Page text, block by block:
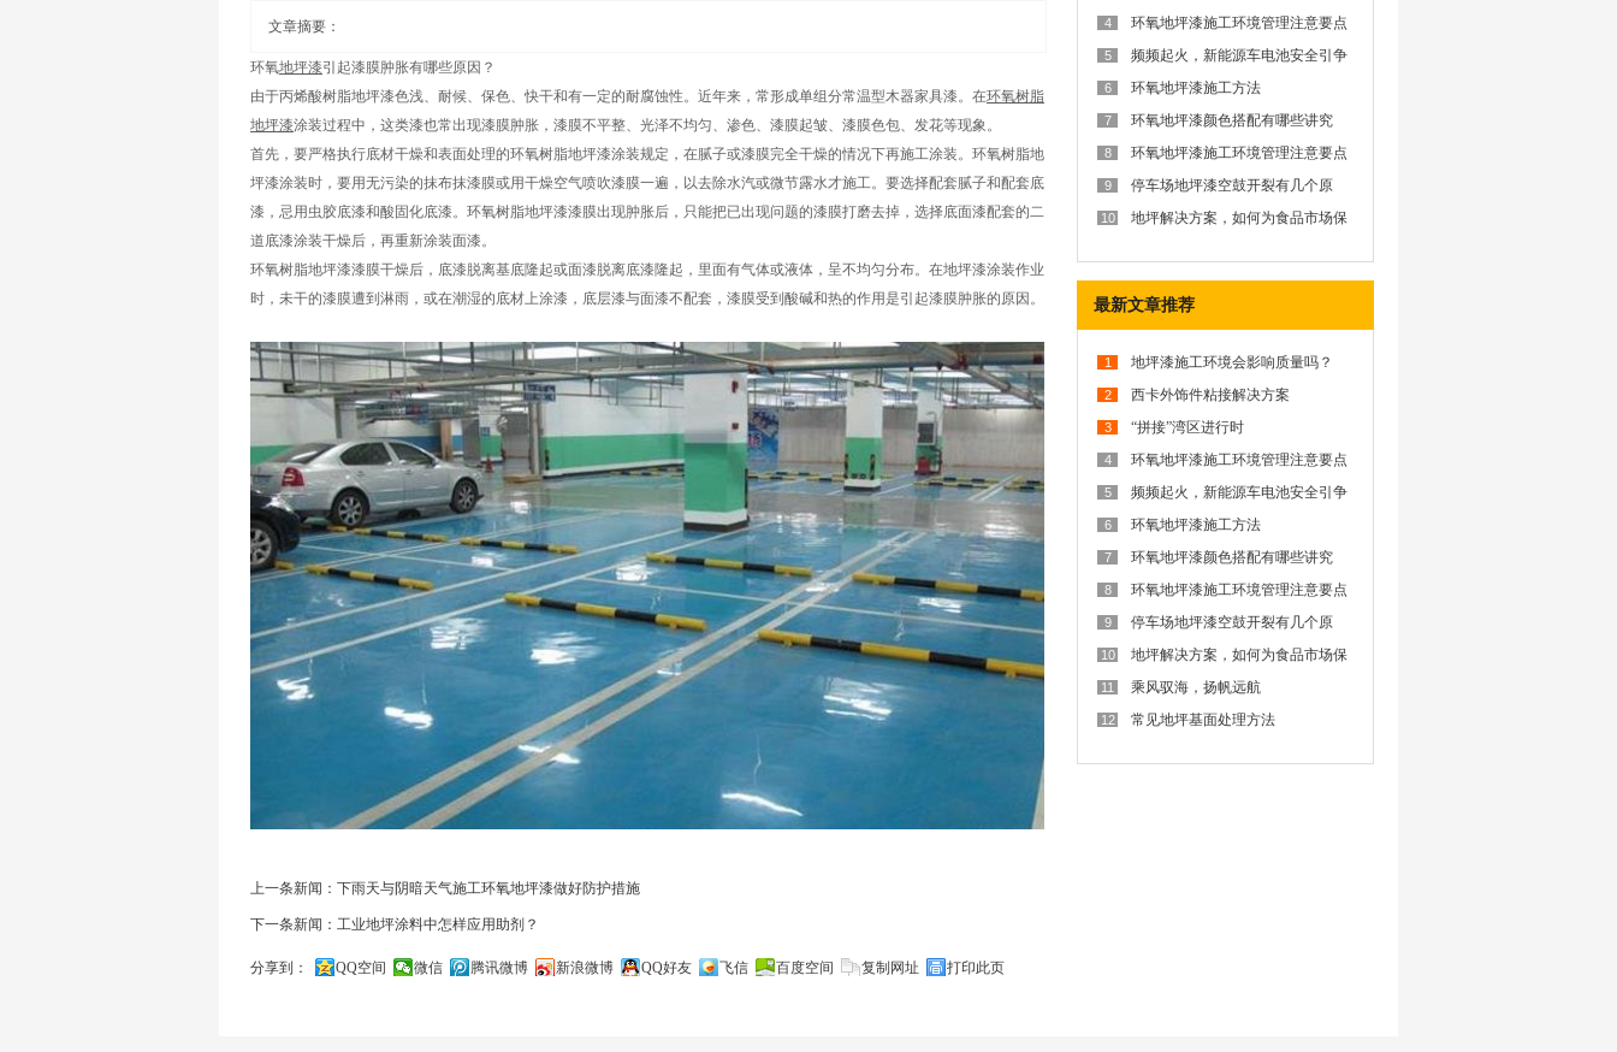
文章摘要：
环氧地坪漆引起漆膜肿胀有哪些原因？
由于丙烯酸树脂地坪漆色浅、耐候、保色、快干和有一定的耐腐蚀性。近年来，常形成单组分常温型木器家具漆。在环氧树脂
地坪漆涂装过程中，这类漆也常出现漆膜肿胀，漆膜不平整、光泽不均匀、渗色、漆膜起皱、漆膜色包、发花等现象。
首先，要严格执行底材干燥和表面处理的环氧树脂地坪漆涂装规定，在腻子或漆膜完全干燥的情况下再施工涂装。环氧树脂地
坪漆涂装时，要用无污染的抹布抹漆膜或用干燥空气喷吹漆膜一遍，以去除水汽或微节露水才施工。要选择配套腻子和配套底
漆，忌用虫胶底漆和酸固化底漆。环氧树脂地坪漆漆膜出现肿胀后，只能把已出现问题的漆膜打磨去掉，选择底面漆配套的二
道底漆涂装干燥后，再重新涂装面漆。
环氧树脂地坪漆漆膜干燥后，底漆脱离基底隆起或面漆脱离底漆隆起，里面有气体或液体，呈不均匀分布。在地坪漆涂装作业
时，未干的漆膜遭到淋雨，或在潮湿的底材上涂漆，底层漆与面漆不配套，漆膜受到酸碱和热的作用是引起漆膜肿胀的原因。
上一条新闻：下雨天与阴暗天气施工环氧地坪漆做好防护措施
下一条新闻：工业地坪涂料中怎样应用助剂？
分享到： QQ空间 微信 腾讯微博 新浪微博 QQ好友 飞信 百度空间 复制网址
打印此页
4 环氧地坪漆施工环境管理注意要点
5
频频起火，新能源车电池安全引争
难
6 环氧地坪漆施工方法
7
环氧地坪漆颜色搭配有哪些讲究
8 环氧地坪漆施工环境管理注意要点
9
停车场地坪漆空鼓开裂有几个原
10
地坪解决方案，如何为食品市场保
最新文章推荐
1 地坪漆施工环境会影响质量吗？
2 西卡外饰件粘接解决方案
3 “拼接”湾区进行时
4 环氧地坪漆施工环境管理注意要点
5
频频起火，新能源车电池安全引争
难
6 环氧地坪漆施工方法
7
环氧地坪漆颜色搭配有哪些讲究
8 环氧地坪漆施工环境管理注意要点
9
停车场地坪漆空鼓开裂有几个原
10
地坪解决方案，如何为食品市场保
11 乘风驭海，扬帆远航
12 常见地坪基面处理方法